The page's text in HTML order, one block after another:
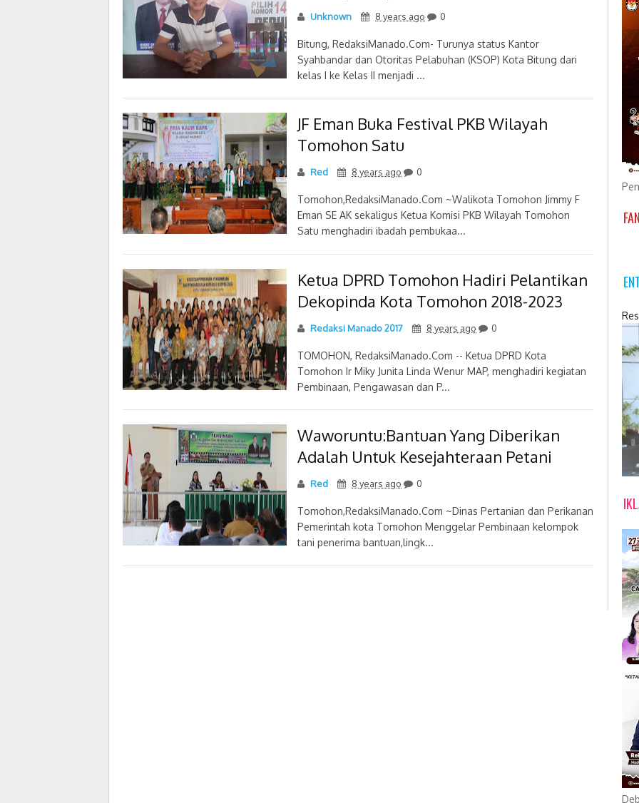
Unknown 8 years ago 0
Bitung, RedaksiManado.Com- Turunya status Kantor
Syahbandar dan Otoritas Pelabuhan (KSOP) Kota Bitung dari
kelas I ke Kelas II menjadi ...
JF Eman Buka Festival PKB Wilayah
Tomohon Satu
Red 8 years ago 0
Tomohon,RedaksiManado.Com ~Walikota Tomohon Jimmy F
Eman SE AK sekaligus Ketua Komisi PKB Wilayah Tomohon
Satu menghadiri ibadah pembukaa...
Ketua DPRD Tomohon Hadiri Pelantikan
Dekopinda Kota Tomohon 2018-2023
Redaksi Manado 2017 8 years ago 0
TOMOHON, RedaksiManado.Com -- Ketua DPRD Kota
Tomohon Ir Miky Junita Linda Wenur MAP, menghadiri kegiatan
Pembinaan, Pengawasan dan P...
Waworuntu:Bantuan Yang Diberikan
Adalah Untuk Kesejahteraan Petani
Red 8 years ago 0
Tomohon,RedaksiManado.Com ~Dinas Pertanian dan Perikanan
Pemerintah kota Tomohon Menggelar Pembinaan kelompok
tani penerima bantuan,lingk...